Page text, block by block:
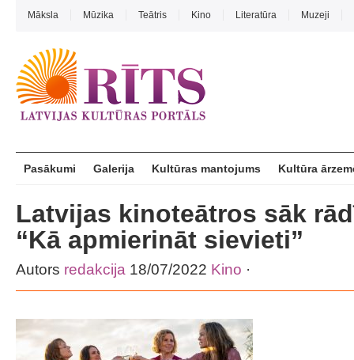
Māksla Mūzika Teātris Kino Literatūra Muzeji
Pasākumi Galerija Kultūras mantojums Kultūra
Latvijas kinoteātros sāk
“Kā apmierināt sievieti”
Autors redakcija 18/07/2022 Kino ·